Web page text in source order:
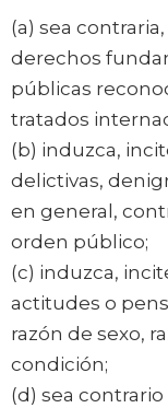
(a) sea
derechos
públicas
tratados
(b) induzca,
delictivas,
en general,
orden público;
(c) induzca,
actitudes o
razón de sexo,
condición;
(d) sea